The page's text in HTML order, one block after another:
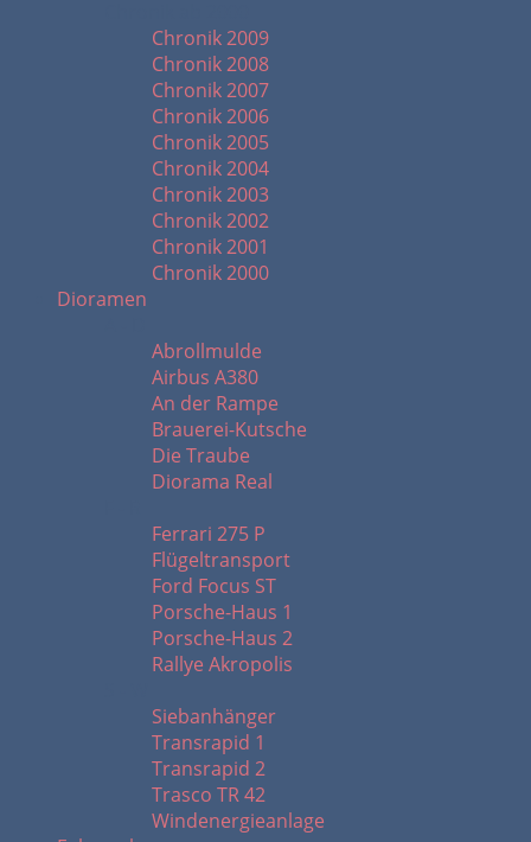
Chronik 2009
Chronik 2008
Chronik 2007
Chronik 2006
Chronik 2005
Chronik 2004
Chronik 2003
Chronik 2002
Chronik 2001
Chronik 2000
Dioramen
Abrollmulde
Airbus A380
An der Rampe
Brauerei-Kutsche
Die Traube
Diorama Real
Ferrari 275 P
Flügeltransport
Ford Focus ST
Porsche-Haus 1
Porsche-Haus 2
Rallye Akropolis
Siebanhänger
Transrapid 1
Transrapid 2
Trasco TR 42
Windenergieanlage